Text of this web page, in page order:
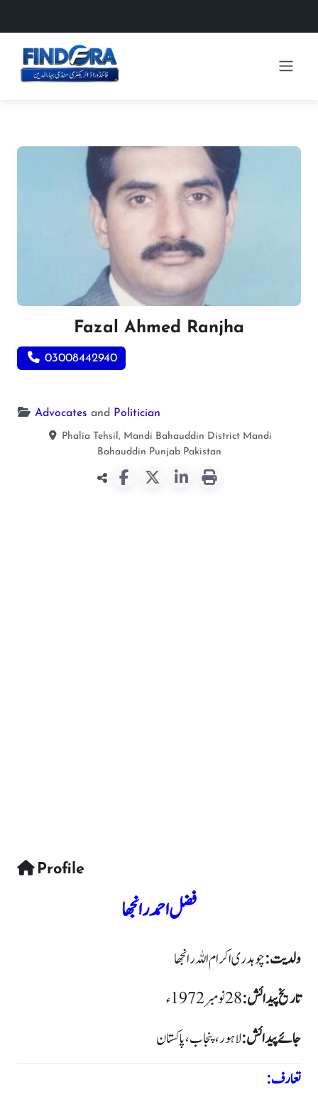
Fazal Ahmed Ranjha
03008442940
Advocates and Politician
Phalia Tehsil, Mandi Bahauddin District Mandi
Bahauddin Punjab Pakistan
Profile
فضل احمد رانجھا
ولدیت:چوہدری اکرام اللہ رانجھا
تاریخ پیدائش:28 نومبر 1972ء
جائے پیدائش:لاہور، پنجاب، پاکستان
تعارف: